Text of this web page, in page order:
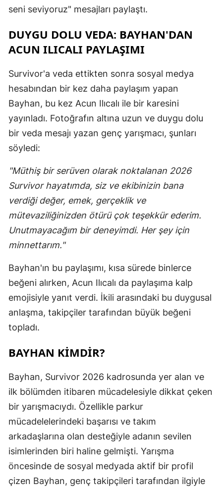
seni seviyoruz" mesajları paylaştı.
DUYGU DOLU VEDA: BAYHAN'DAN
ACUN ILICALI PAYLAŞIMI
Survivor'a veda ettikten sonra sosyal medya
hesabından bir kez daha paylaşım yapan
Bayhan, bu kez Acun Ilıcalı ile bir karesini
yayınladı. Fotoğrafın altına uzun ve duygu dolu
bir veda mesajı yazan genç yarışmacı, şunları
söyledi:
"Müthiş bir serüven olarak noktalanan 2026
Survivor hayatımda, siz ve ekibinizin bana
verdiği değer, emek, gerçeklik ve
mütevaziliğinizden ötürü çok teşekkür ederim.
Unutmayacağım bir deneyimdi. Her şey için
minnettarım."
Bayhan'ın bu paylaşımı, kısa sürede binlerce
beğeni alırken, Acun Ilıcalı da paylaşıma kalp
emojisiyle yanıt verdi. İkili arasındaki bu duygusal
anlaşma, takipçiler tarafından büyük beğeni
topladı.
BAYHAN KIMDIR?
Bayhan, Survivor 2026 kadrosunda yer alan ve
ilk bölümden itibaren mücadelesiyle dikkat çeken
bir yarışmacıydı. Özellikle parkur
mücadelelerindeki başarısı ve takım
arkadaşlarına olan desteğiyle adanın sevilen
isimlerinden biri haline gelmişti. Yarışma
öncesinde de sosyal medyada aktif bir profil
çizen Bayhan, genç takipçileri tarafından ilgiyle